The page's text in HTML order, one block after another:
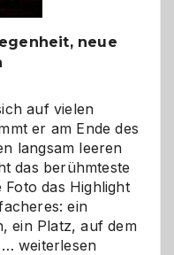
neue
auf vielen
er am Ende des
langsam leeren
das berühmteste
Foto das Highlight
ein
ein Platz, auf dem
Als
weiterlesen